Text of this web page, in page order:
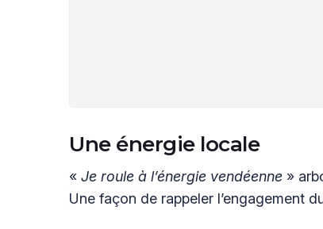
Une énergie locale
« Je roule à l’énergie vendéenne »
Une façon de rappeler l’engagement